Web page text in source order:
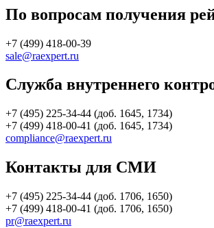
По вопросам получения
+7 (499) 418-00-39
sale@raexpert.ru
Служба внутреннего
+7 (495) 225-34-44 (доб. 1645, 1734)
+7 (499) 418-00-41 (доб. 1645, 1734)
compliance@raexpert.ru
Контакты для СМИ
+7 (495) 225-34-44 (доб. 1706, 1650)
+7 (499) 418-00-41 (доб. 1706, 1650)
pr@raexpert.ru